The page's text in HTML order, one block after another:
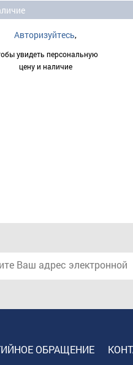
Авторизуйтесь,
увидеть персональную
цену и наличие
ОБРАЩЕНИЕ